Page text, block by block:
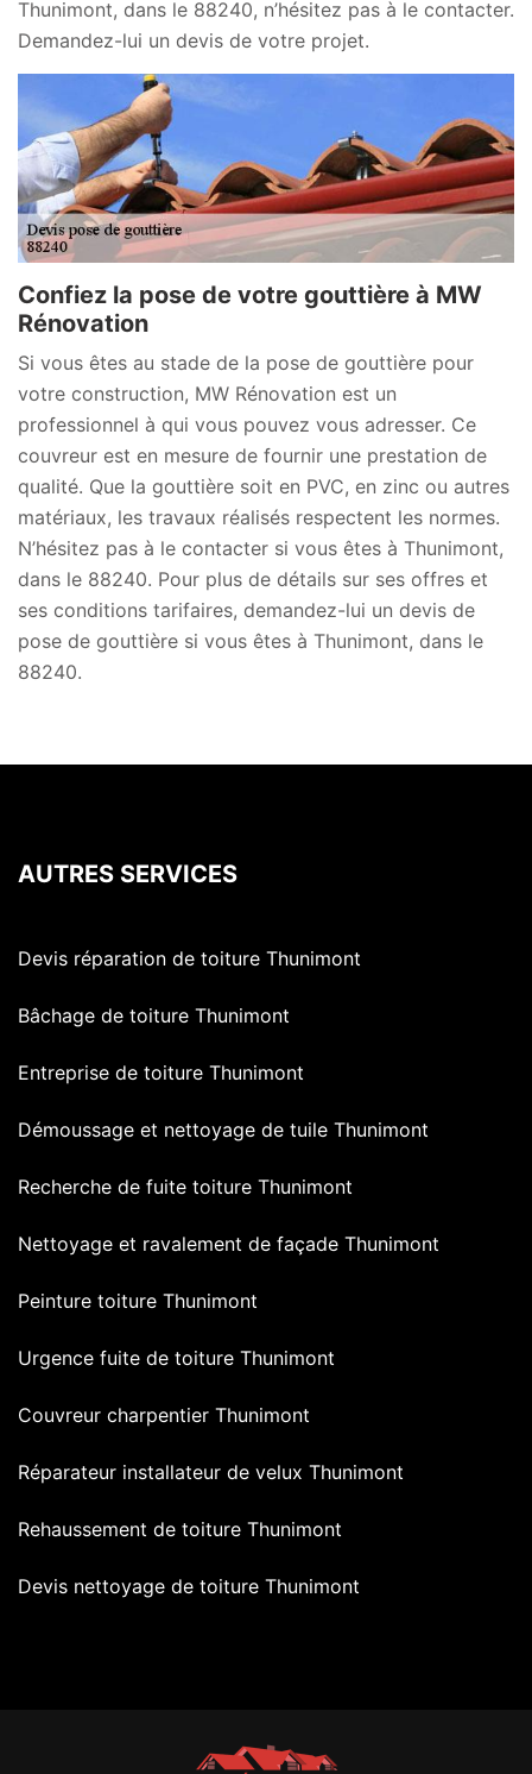
Thunimont, dans le 88240, n’hésitez pas à le contacter.
Demandez-lui un devis de votre projet.
Confiez la pose de votre gouttière à MW
Rénovation
Si vous êtes au stade de la pose de gouttière pour
votre construction, MW Rénovation est un
professionnel à qui vous pouvez vous adresser. Ce
couvreur est en mesure de fournir une prestation de
qualité. Que la gouttière soit en PVC, en zinc ou autres
matériaux, les travaux réalisés respectent les normes.
N’hésitez pas à le contacter si vous êtes à Thunimont,
dans le 88240. Pour plus de détails sur ses offres et
ses conditions tarifaires, demandez-lui un devis de
pose de gouttière si vous êtes à Thunimont, dans le
88240.
AUTRES SERVICES
Devis réparation de toiture Thunimont
Bâchage de toiture Thunimont
Entreprise de toiture Thunimont
Démoussage et nettoyage de tuile Thunimont
Recherche de fuite toiture Thunimont
Nettoyage et ravalement de façade Thunimont
Peinture toiture Thunimont
Urgence fuite de toiture Thunimont
Couvreur charpentier Thunimont
Réparateur installateur de velux Thunimont
Rehaussement de toiture Thunimont
Devis nettoyage de toiture Thunimont